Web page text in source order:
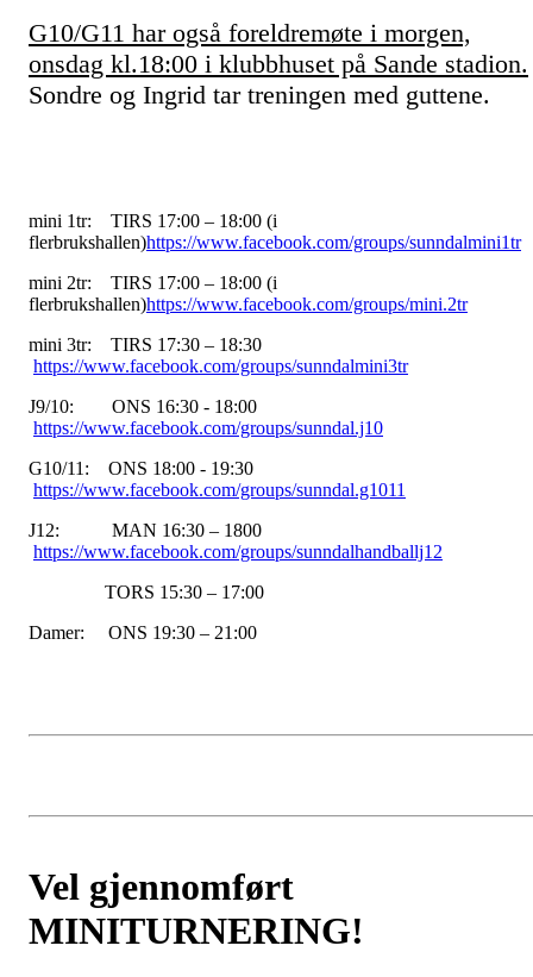
G10/G11 har også foreldremøte i morgen,
onsdag kl.18:00 i klubbhuset på Sande stadion.
Sondre og Ingrid tar treningen med guttene.
mini 1tr: TIRS 17:00 – 18:00 (i
flerbrukshallen)https://www.facebook.com/groups/sunndalmini1tr
mini 2tr: TIRS 17:00 – 18:00 (i
flerbrukshallen)https://www.facebook.com/groups/mini.2tr
mini 3tr: TIRS 17:30 – 18:30
https://www.facebook.com/groups/sunndalmini3tr
J9/10: ONS 16:30 - 18:00
https://www.facebook.com/groups/sunndal.j10
G10/11: ONS 18:00 - 19:30
https://www.facebook.com/groups/sunndal.g1011
J12: MAN 16:30 – 1800
https://www.facebook.com/groups/sunndalhandballj12
TORS 15:30 – 17:00
Damer: ONS 19:30 – 21:00
Vel gjennomført
MINITURNERING!